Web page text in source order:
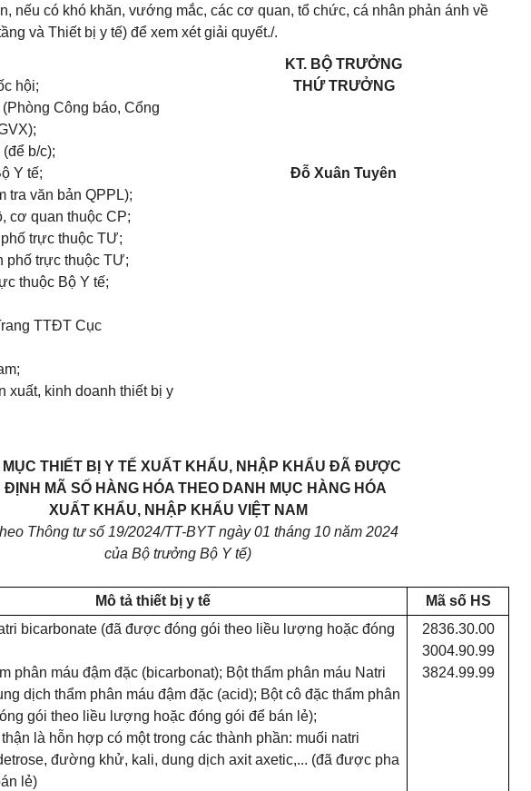
nếu có khó khăn, vướng mắc, các cơ quan, tổ chức, cá nhân phản ánh về
và Thiết bị y tế) để xem xét giải quyết./.
hội;
Công báo, Cổng
b/c);
Y tế;
tra văn bản QPPL);
cơ quan thuộc CP;
trực thuộc TƯ;
phố trực thuộc TƯ;
thuộc Bộ Y tế;
TTĐT Cục
n xuất, kinh doanh thiết bị y
KT. BỘ TRƯỞNG
THỨ TRƯỞNG
Đỗ Xuân Tuyên
MỤC THIẾT BỊ Y TẾ XUẤT KH ẨU, NHẬP KHẨU ĐÃ ĐƯỢC
ĐỊNH MÃ SỐ HÀNG HÓA THEO DANH MỤC HÀNG HÓA
XUẤT KHẨU, NHẬP KHẨU VIỆT NAM
Thông tư số 19/2024/TT-BYT ngày 01 tháng 10 năm 2024
của Bộ trưởng Bộ Y tế)
Mô tả thiết bị y tế
Mã số HS
bicarbonate (đã được đóng gói theo liều lượng hoặc đóng
phân máu đậm đặc (bicarbonat); Bột thẩm phân máu Natri
dịch thẩm phân máu đậm đặc (acid); Bột cô đặc thẩm phân
gói theo liều lượng hoặc đóng gói để bán lẻ);
là hỗn hợp có một trong các thành phần: muối natri
đường khử, kali, dung dịch axit axetic,... (đã được pha
lẻ)
2836.30.00
3004.90.99
3824.99.99